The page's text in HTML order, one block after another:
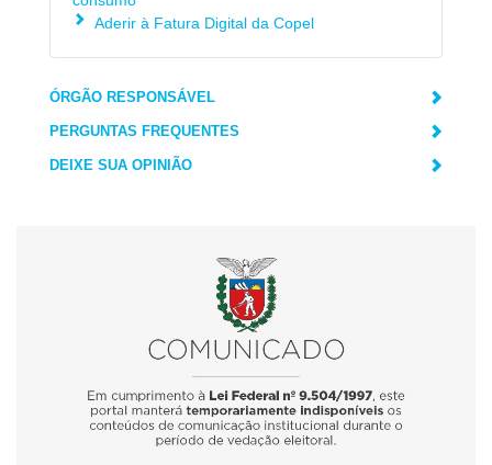
Aderir à Fatura Digital da Copel
ÓRGÃO RESPONSÁVEL
PERGUNTAS FREQUENTES
DEIXE SUA OPINIÃO